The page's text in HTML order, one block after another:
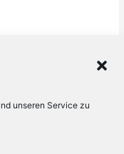
unseren Service zu